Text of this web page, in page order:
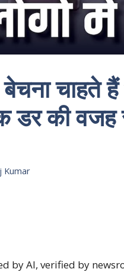
बेचना चाहते
डर की
Kumar
by AI, verified by